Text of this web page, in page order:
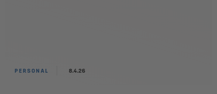
PERSONAL 8.4.26